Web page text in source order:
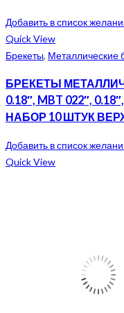
Добавить в список
Quick View
Брекеты, Металлические
БРЕКЕТЫ
0.18″, MBT 022″,
НАБОР 10 ШТУК
Добавить в список
Quick View